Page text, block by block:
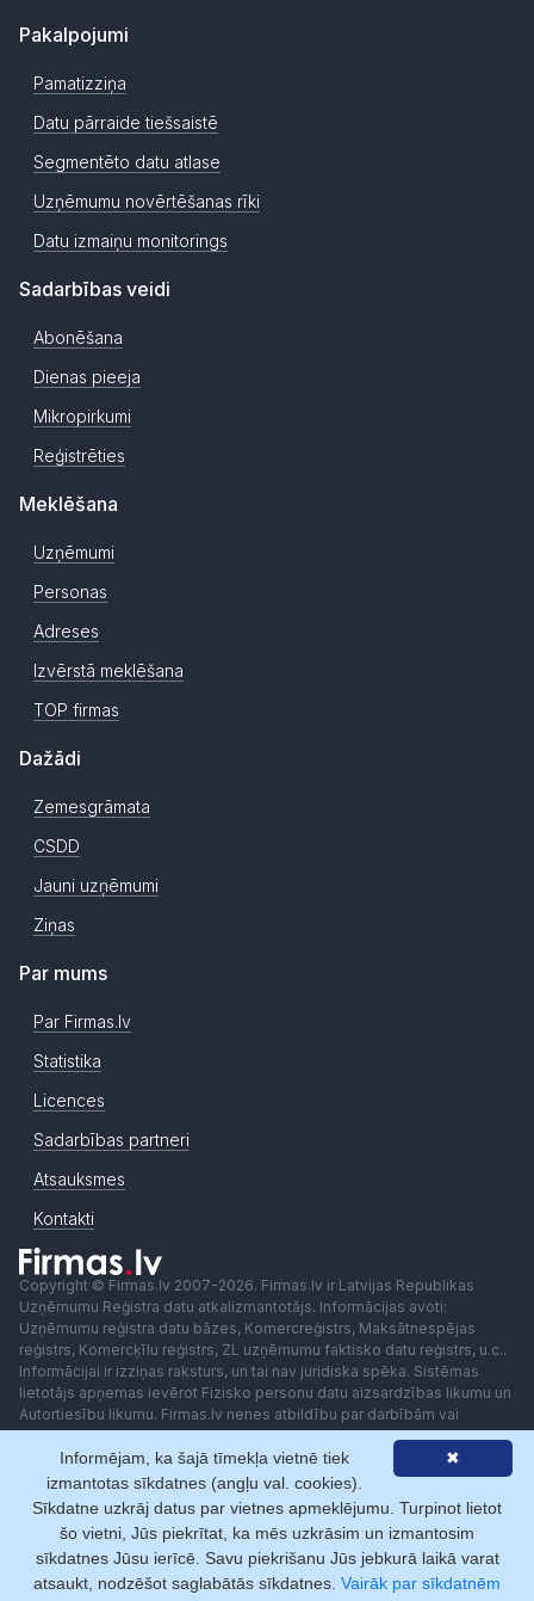
Pakalpojumi
Pamatizziņa
Datu pārraide tiešsaistē
Segmentēto datu atlase
Uzņēmumu novērtēšanas rīki
Datu izmaiņu monitorings
Sadarbības veidi
Abonēšana
Dienas pieeja
Mikropirkumi
Reģistrēties
Meklēšana
Uzņēmumi
Personas
Adreses
Izvērstā meklēšana
TOP firmas
Dažādi
Zemesgrāmata
CSDD
Jauni uzņēmumi
Ziņas
Par mums
Par Firmas.lv
Statistika
Licences
Sadarbības partneri
Atsauksmes
Kontakti
Copyright © Firmas.lv 2007-2026. Firmas.lv ir Latvijas Republikas
Uzņēmumu Reģistra datu atkalizmantotājs. Informācijas avoti:
Uzņēmumu reģistra datu bāzes, Komercreģistrs, Maksātnespējas
reģistrs, Komercķīlu reģistrs, ZL uzņēmumu faktisko datu reģistrs, u.c..
Informācijai ir izziņas raksturs, un tai nav juridiska spēka. Sistēmas
lietotājs apņemas ievērot Fizisko personu datu aizsardzības likumu un
Autortiesību likumu. Firmas.lv nenes atbildību par darbībām vai
lēmumiem, kas balstīti uz saņemto pakalpojumu. Lietotājam aizliegts
izmantot jebkādas automatizētas sistēmas vai iekārtas (robotus)
piekļuvei sistēmai bez rakstiskas saskaņošanas ar Firmas.lv. Galvenā
redaktore: Ingūna Pempere.
Lietošanas noteikumi
Privātuma politika Norēķini ar
✖
Informējam, ka šajā tīmekļa vietnē tiek
izmantotas sīkdatnes (angļu val. cookies).
Sīkdatne uzkrāj datus par vietnes apmeklējumu. Turpinot lietot
šo vietni, Jūs piekrītat, ka mēs uzkrāsim un izmantosim
sīkdatnes Jūsu ierīcē. Savu piekrišanu Jūs jebkurā laikā varat
atsaukt, nodzēšot saglabātās sīkdatnes. Vairāk par sīkdatnēm